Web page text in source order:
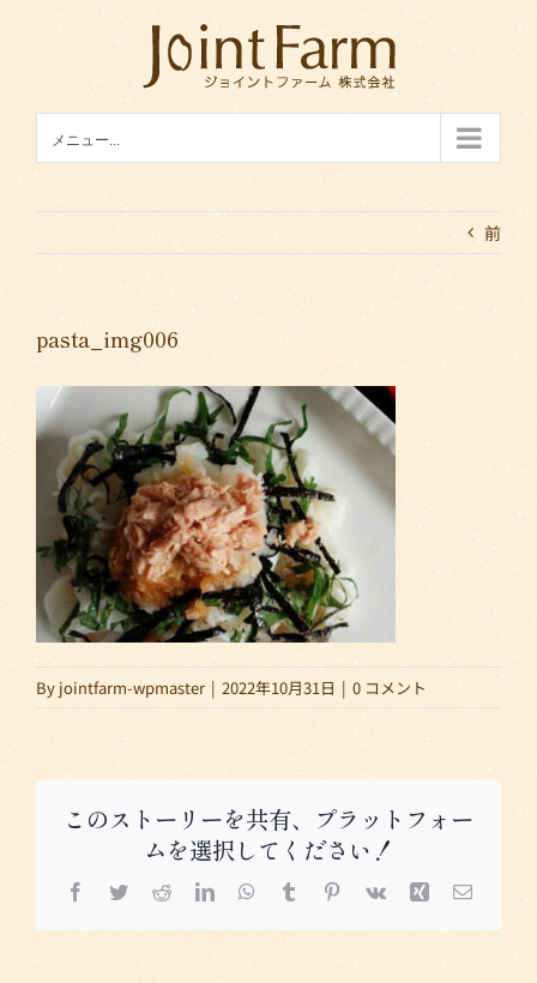
メニュー...
前
pasta_img006
By jointfarm-wpmaster | 2022年10月31日 | 0 コメント
このストーリーを共有、プラットフォー
ムを選択してください！
Facebook
TwitterRedditLinkedInWhatsApp
TumblrPinterest
Vk Xing 電
メ